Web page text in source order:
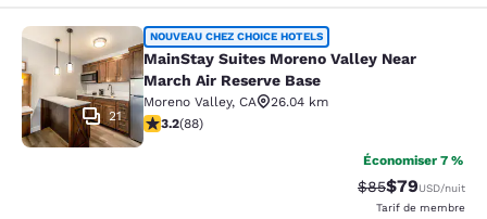
MainStay Suites Moreno Valley
21
NOUVEAU CHEZ CHOICE HOTELS
MainStay Suites Moreno Valley Near
March Air Reserve Base
Moreno Valley, CA
26.04 km
3.16 étoiles. Bien. 88 commentaires
3.2(88)
Économiser 7 %
Tarif barré :
$85Tarif réduit :
$79USD/nuit
Tarif de membre